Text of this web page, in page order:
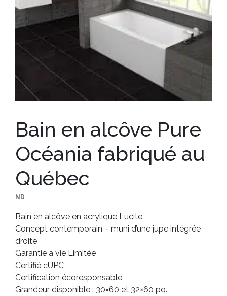
Bain en alcôve Pure
Océania fabriqué au
Québec
ND
Bain en alcôve en acrylique Lucite
Concept contemporain – muni d’une jupe intégrée
droite
Garantie à vie Limitée
Certifié cUPC
Certification écoresponsable
Grandeur disponible : 30×60 et 32×60 po.